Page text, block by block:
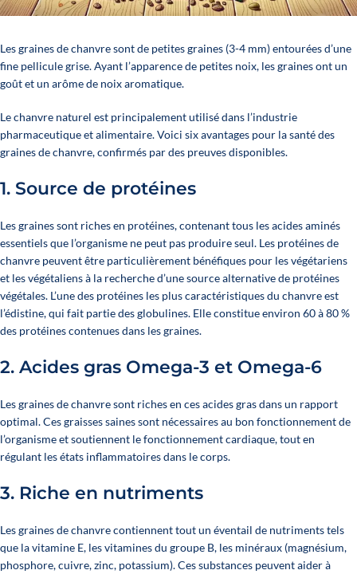
Les graines de chanvre sont de petites graines (3-4 mm) entourées d’une
fine pellicule grise. Ayant l’apparence de petites noix, les graines ont un
goût et un arôme de noix aromatique.
Le chanvre naturel est principalement utilisé dans l’industrie
pharmaceutique et alimentaire. Voici six avantages pour la santé des
graines de chanvre, confirmés par des preuves disponibles.
1. Source de protéines
Les graines sont riches en protéines, contenant tous les acides aminés
essentiels que l’organisme ne peut pas produire seul. Les protéines de
chanvre peuvent être particulièrement bénéfiques pour les végétariens
et les végétaliens à la recherche d’une source alternative de protéines
végétales. L’une des protéines les plus caractéristiques du chanvre est
l’édistine, qui fait partie des globulines. Elle constitue environ 60 à 80 %
des protéines contenues dans les graines.
2. Acides gras Omega-3 et Omega-6
Les graines de chanvre sont riches en ces acides gras dans un rapport
optimal. Ces graisses saines sont nécessaires au bon fonctionnement de
l’organisme et soutiennent le fonctionnement cardiaque, tout en
régulant les états inflammatoires dans le corps.
3. Riche en nutriments
Les graines de chanvre contiennent tout un éventail de nutriments tels
que la vitamine E, les vitamines du groupe B, les minéraux (magnésium,
phosphore, cuivre, zinc, potassium). Ces substances peuvent aider à